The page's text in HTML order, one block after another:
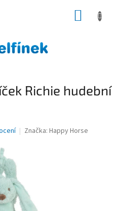
Richie hudební
Značka: Happy Horse